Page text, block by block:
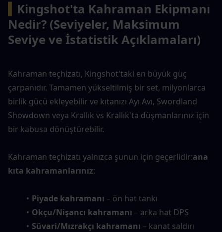
Kingshot'ta Kahraman Ekipmanı
Nedir? (Seviyeler, Maksimum
Seviye ve İstatistik Açıklamaları)
Kahraman teçhizatı, Kingshot'taki en büyük güç
çarpanıdır. Tamamen yükseltilmiş bir set, milyonlarca
birlik gücü ekleyebilir ve kıtanızı Ayı Avı, Swordland
Showdown veya Krallık vs Krallık'ta düşmanlarınız için
bir kabusa dönüştürebilir.
Kahraman teçhizatı yalnızca şunun için geçerlidir:ana
kıta kahramanlarınız:
Piyade kahramanı – ön hat tankı
Okçu/Nişancı kahramanı – arka hat DPS
Süvari/Mızrakçı kahramanı – kanat saldırı